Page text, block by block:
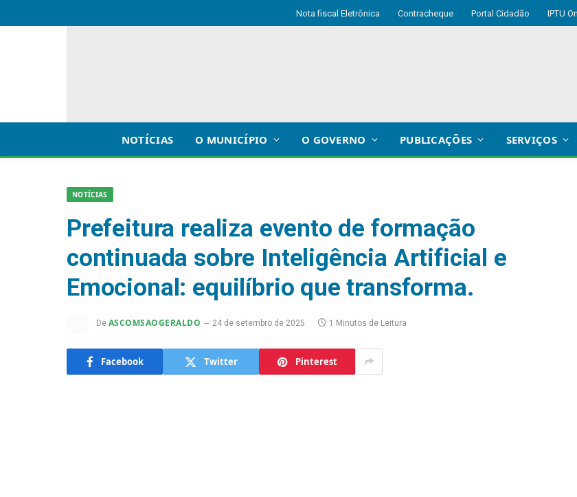
Nota fiscal Eletrônica Contracheque Portal Cidadão IPTU
NOTÍCIAS O MUNICÍPIO O GOVERNO PUBLICAÇÕES SERVIÇOS
NOTÍCIAS
Prefeitura realiza evento de formação
continuada sobre Inteligência Artificial e
Emocional: equilíbrio que transforma.
De ASCOMSAOGERALDO 24 de setembro de 2025 1 Minutos de Leitura
Facebook Twitter Pinterest